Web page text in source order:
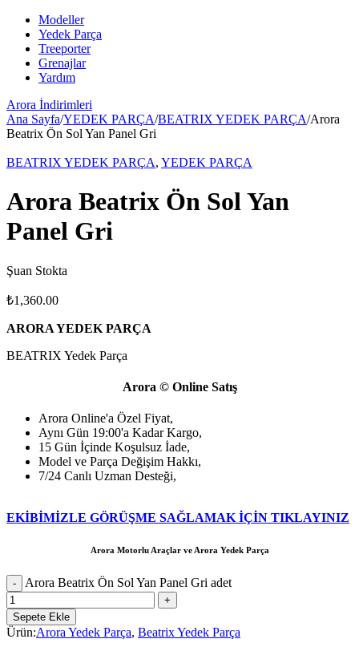
Modeller
Yedek Parça
Treeporter
Grenajlar
Yardım
Arora İndirimleri
Ana Sayfa/YEDEK PARÇA/BEATRIX YEDEK PARÇA/Arora
Beatrix Ön Sol Yan Panel Gri
BEATRIX YEDEK PARÇA, YEDEK PARÇA
Arora Beatrix Ön Sol Yan
Panel Gri
Şuan Stokta
₺1,360.00
ARORA YEDEK PARÇA
BEATRIX Yedek Parça
Arora © Online Satış
Arora Online'a Özel Fiyat,
Aynı Gün 19:00'a Kadar Kargo,
15 Gün İçinde Koşulsuz İade,
Model ve Parça Değişim Hakkı,
7/24 Canlı Uzman Desteği,
EKİBİMİZLE GÖRÜŞME SAĞLAMAK İÇİN TIKLAYINIZ
Arora Motorlu Araçlar ve Arora Yedek Parça
Arora Beatrix Ön Sol Yan Panel Gri adet
Sepete Ekle
Ürün:Arora Yedek Parça, Beatrix Yedek Parça